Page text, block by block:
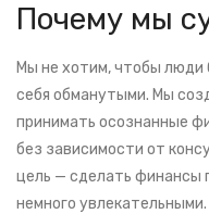
Почему мы
Мы не хотим, чтобы люди
себя обманутыми. Мы
принимать осознанные
без зависимости от
цель — сделать финансы
немного увлекательными.